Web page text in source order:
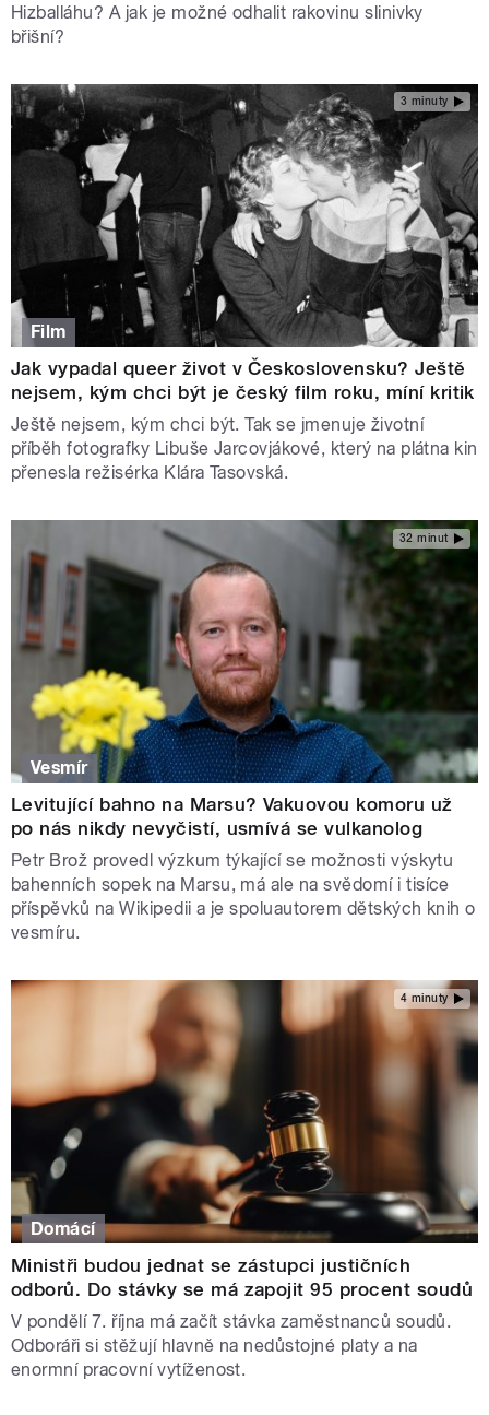
Hizballáhu? A jak je možné odhalit rakovinu slinivky
břišní?
3 minuty
Film
Jak vypadal queer život v Československu? Ještě
nejsem, kým chci být je český film roku, míní kritik
Ještě nejsem, kým chci být. Tak se jmenuje životní
příběh fotografky Libuše Jarcovjákové, který na plátna kin
přenesla režisérka Klára Tasovská.
32 minut
Vesmír
Levitující bahno na Marsu? Vakuovou komoru už
po nás nikdy nevyčistí, usmívá se vulkanolog
Petr Brož provedl výzkum týkající se možnosti výskytu
bahenních sopek na Marsu, má ale na svědomí i tisíce
příspěvků na Wikipedii a je spoluautorem dětských knih o
vesmíru.
4 minuty
Domácí
Ministři budou jednat se zástupci justičních
odborů. Do stávky se má zapojit 95 procent soudů
V pondělí 7. října má začít stávka zaměstnanců soudů.
Odboráři si stěžují hlavně na nedůstojné platy a na
enormní pracovní vytíženost.